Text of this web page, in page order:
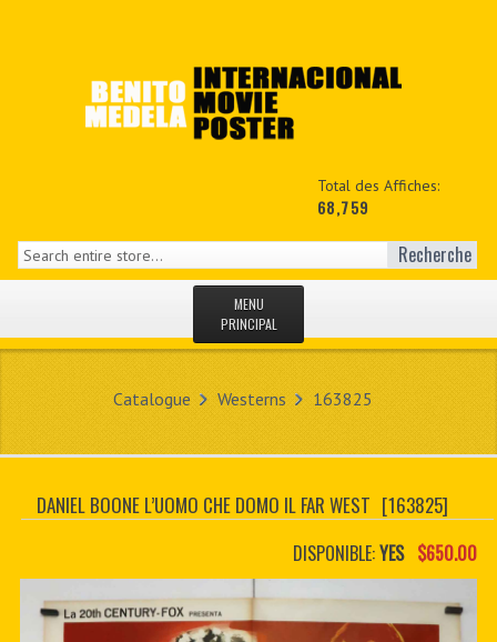
Total des Affiches:
68,759
Recherche
MENU
PRINCIPAL
MON COPTE
CONTACTER
CUSTOM PDF
Catalogue Westerns 163825
DANIEL BOONE L’UOMO CHE DOMO IL FAR WEST [163825]
DISPONIBLE:YES $650.00